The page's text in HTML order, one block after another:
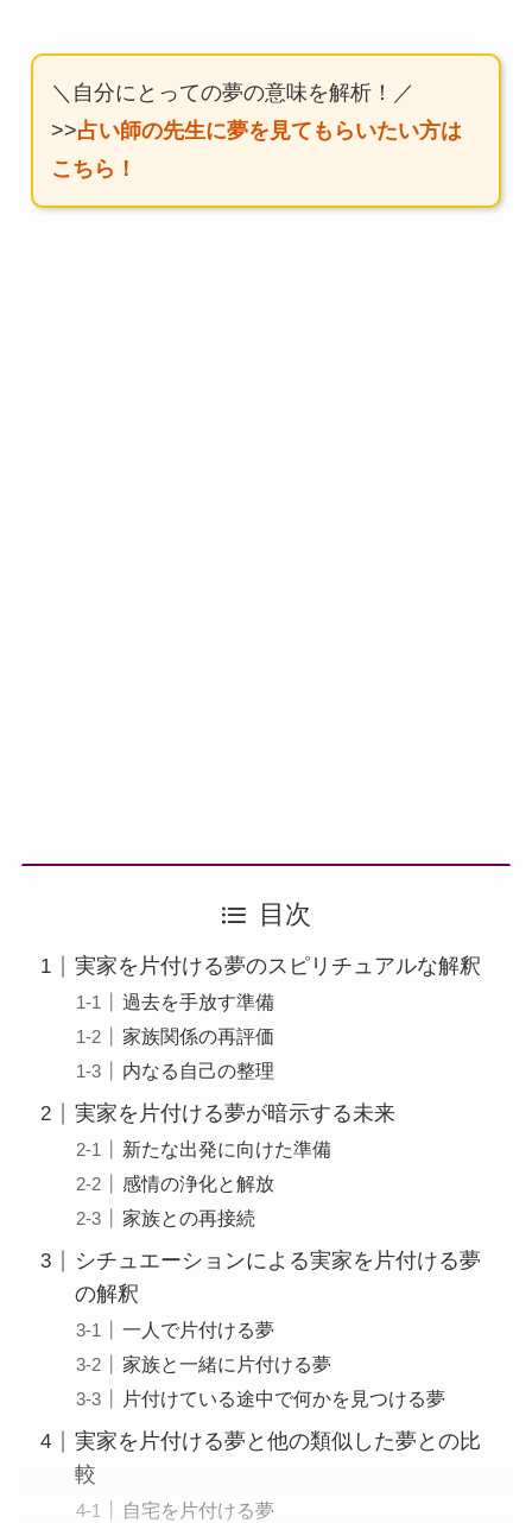
＼自分にとっての夢の意味を解析！／
>>占い師の先生に夢を見てもらいたい方は
こちら！
目次
実家を片付ける夢のスピリチュアルな解釈
過去を手放す準備
家族関係の再評価
内なる自己の整理
実家を片付ける夢が暗示する未来
新たな出発に向けた準備
感情の浄化と解放
家族との再接続
シチュエーションによる実家を片付ける夢
の解釈
一人で片付ける夢
家族と一緒に片付ける夢
片付けている途中で何かを見つける夢
実家を片付ける夢と他の類似した夢との比
較
自宅を片付ける夢